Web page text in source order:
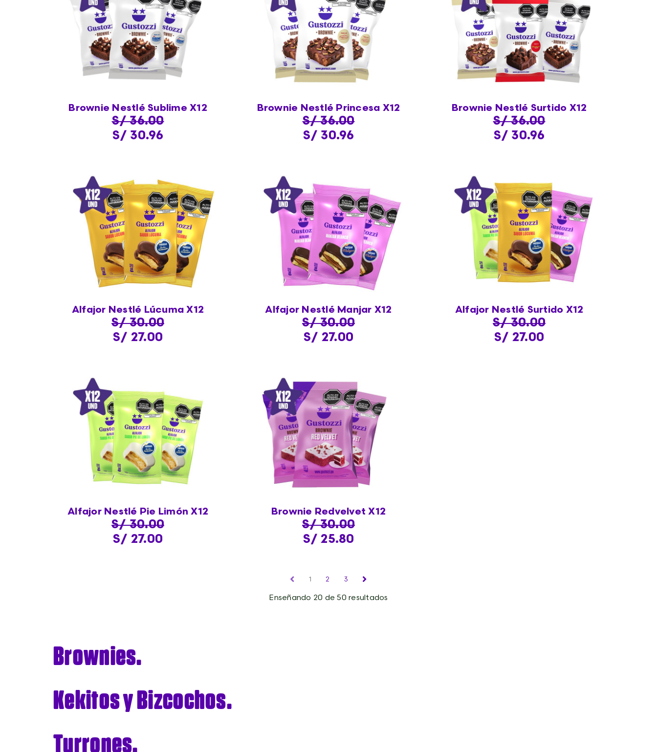
Brownie Nestlé Sublime X12
S/ 36.00
S/ 30.96
Brownie Nestlé Princesa X12
S/ 36.00
S/ 30.96
Brownie Nestlé Surtido X12
S/ 36.00
S/ 30.96
Alfajor Nestlé Lúcuma X12
S/ 30.00
S/ 27.00
Alfajor Nestlé Manjar X12
S/ 30.00
S/ 27.00
Alfajor Nestlé Surtido X12
S/ 30.00
S/ 27.00
Alfajor Nestlé Pie Limón X12
S/ 30.00
S/ 27.00
Brownie Redvelvet X12
S/ 30.00
S/ 25.80
1 2 3
Enseñando 20 de 50 resultados
Brownies.
Kekitos y Bizcochos.
Turrones.